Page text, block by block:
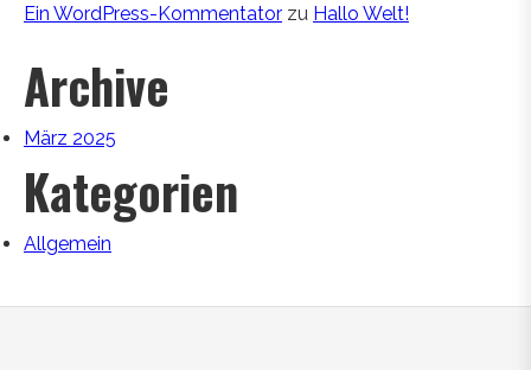
Ein WordPress-Kommentator zu Hallo Welt!
Archive
März 2025
Kategorien
Allgemein